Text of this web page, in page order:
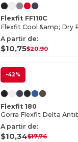
Flexfit FF110C
Flexfit Cool &amp; Dry
A partir de:
$10,75$20,90
-42%
Flexfit 180
A partir de:
$10,34$17,76